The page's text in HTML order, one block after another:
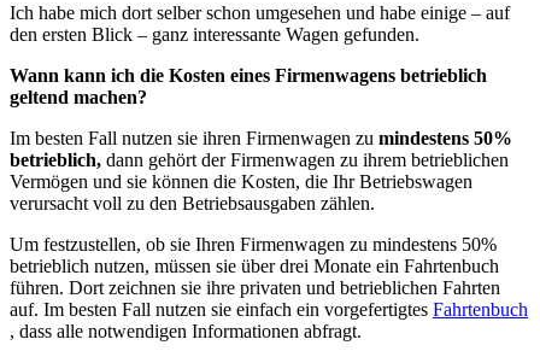
Ich habe mich dort selber schon umgesehen und habe einige – auf
den ersten Blick – ganz interessante Wagen gefunden.
Wann kann ich die Kosten eines Firmenwagens betrieblich
geltend machen?
Im besten Fall nutzen sie ihren Firmenwagen zu mindestens 50%
betrieblich, dann gehört der Firmenwagen zu ihrem betrieblichen
Vermögen und sie können die Kosten, die Ihr Betriebswagen
verursacht voll zu den Betriebsausgaben zählen.
Um festzustellen, ob sie Ihren Firmenwagen zu mindestens 50%
betrieblich nutzen, müssen sie über drei Monate ein Fahrtenbuch
führen. Dort zeichnen sie ihre privaten und betrieblichen Fahrten
auf. Im besten Fall nutzen sie einfach ein vorgefertigtes Fahrtenbuch
, dass alle notwendigen Informationen abfragt.